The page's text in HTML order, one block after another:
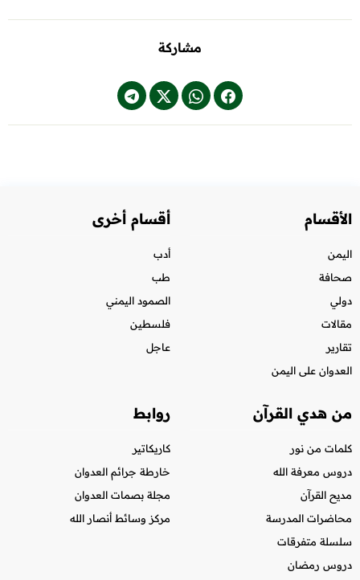
مشاركة
الأقسام
اليمن
صحافة
دولي
مقالات
تقارير
العدوان على اليمن
أقسام أخرى
أدب
طب
الصمود اليمني
فلسطين
عاجل
من هدي القرآن
كلمات من نور
دروس معرفة الله
مديح القرآن
محاضرات المدرسة
سلسلة متفرقات
دروس رمضان
روابط
كاريكاتير
خارطة جرائم العدوان
مجلة بصمات العدوان
مركز وسائط أنصار الله